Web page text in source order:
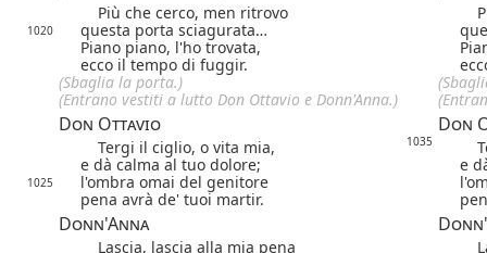
Più che cerco, men ritrovo
1020 questa porta sciagurata…
Piano piano, l'ho trovata,
ecco il tempo di fuggir.
(Sbaglia la porta.)
(Entrano vestiti a lutto Don Ottavio e Donn'Anna.)
Don Ottavio Don
Tergi il ciglio, o vita mia, 1035
e dà calma al tuo dolore;
e
1025 l'ombra omai del genitore
pena avrà de' tuoi martir.
Donn'Anna
Lascia, lascia alla mia pena